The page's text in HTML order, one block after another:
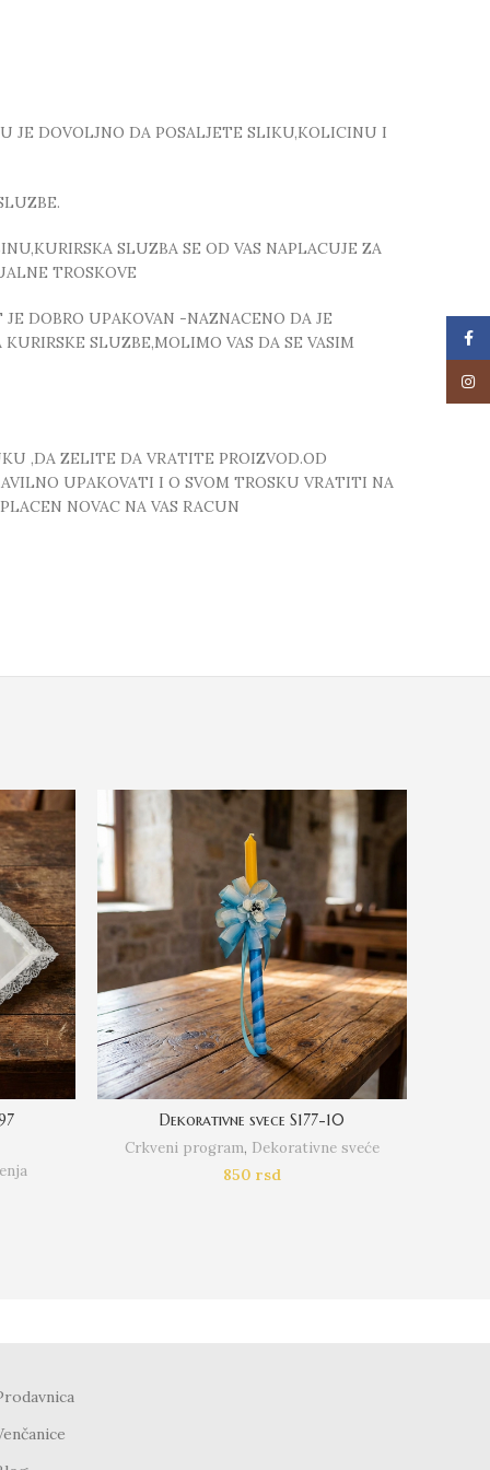
JE DOVOLJNO DA POSALJETE SLIKU,KOLICINU I
SLUZBA SE OD VAS NAPLACUJE ZA
TROSKOVE
DOBRO UPAKOVAN -NAZNACENO DA JE
SLUZBE,MOLIMO VAS DA SE VASIM
,DA ZELITE DA VRATITE PROIZVOD.OD
UPAKOVATI I O SVOM TROSKU VRATITI NA
NOVAC NA VAS RACUN
Dekorativne svece S177-10
Crkveni program, Dekorativne sveće
850 rsd